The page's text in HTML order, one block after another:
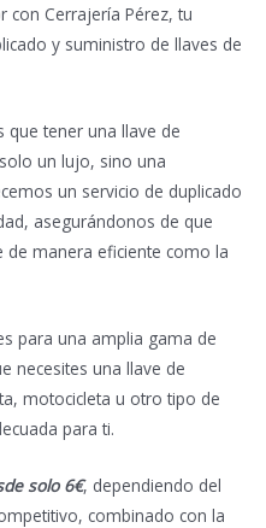
con Cerrajería Pérez, tu
y suministro de llaves de
que tener una llave de
un lujo, sino una
un servicio de duplicado
asegurándonos de que
de manera eficiente como la
para una amplia gama de
necesites una llave de
motocicleta u otro tipo de
para ti.
solo 6€, dependiendo del
combinado con la